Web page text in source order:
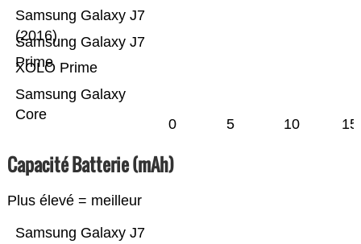
Samsung Galaxy
Core
XOLO Prime
Samsung Galaxy J7
Prime
Samsung Galaxy J7
(2016)
0 5 10 15
Capacité Batterie (mAh)
Plus élevé = meilleur
Samsung Galaxy J7